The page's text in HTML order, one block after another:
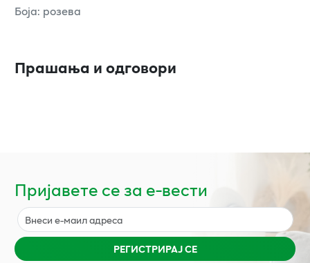
Боја: розева
Прашања и одговори
Пријавете се за е-вести
РЕГИСТРИРАЈ СЕ